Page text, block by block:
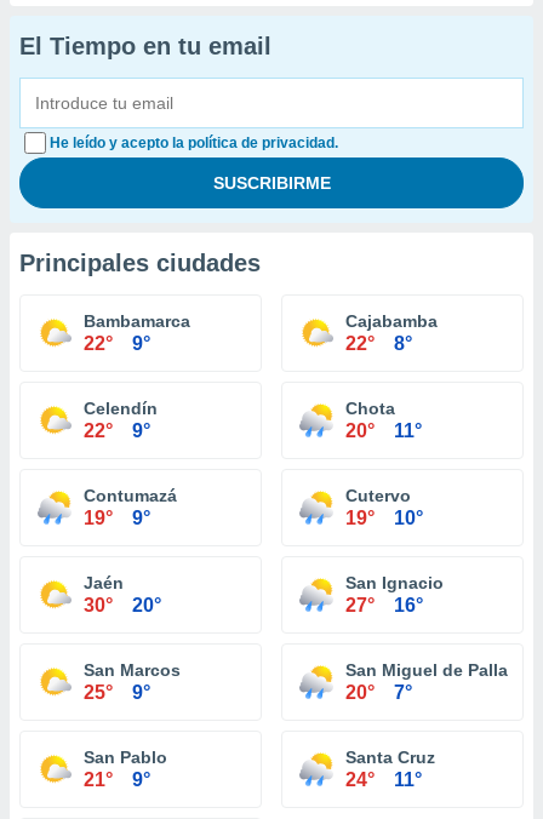
El Tiempo en tu email
He leído y acepto la política de privacidad.
Principales ciudades
Bambamarca
22° 9°
Cajabamba
22° 8°
Celendín
22° 9°
Chota
20° 11°
Contumazá
19° 9°
Cutervo
19° 10°
Jaén
30° 20°
San Ignacio
27° 16°
San Marcos
25° 9°
San Miguel de
20° 7°
San Pablo
21° 9°
Santa Cruz
24° 11°